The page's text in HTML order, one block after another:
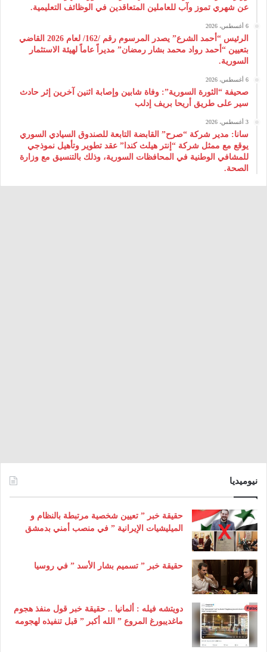
عن شهري تموز وآب للعاملين المتعاقدين في الوظائف التعليمية.
6 أغسطس، 2026
الرئيس “أحمد الشرع” يصدر المرسوم رقم /162/ لعام 2026 ‌القاضي
بتعيين “أحمد رواد محمد بشار رمضان” مديراً عاماً لهيئة ‌الاستثمار
السورية.
6 أغسطس، 2026
صحيفة “الثورة السورية”: وفاة شابين وإصابة اثنين آخرين إثر حادث
سير على طريق أريحا بريف إدلب
3 أغسطس، 2026
سانا: مدير شركة “صرح” القابضة التابعة للصندوق السيادي السوري
يوقع مع ممثل شركة “إنتر هيلث كندا” عقد تطوير وتأهيل نموذجي
للمشافي الوطنية في المحافظات السورية، وذلك بالتنسيق مع وزارة
الصحة.
نيوميديا
حقيقة خبر ” تعيين شخصية مرتبطة بالنظام و
الميليشيات الإيرانية ” في منصب أمني بدمشق
حقيقة خبر ” تسميم بشار الأسد ” في روسيا
دويتشه فيله : ألمانيا .. حقيقة خبر قول منفذ هجوم
ماغديبورغ المروع ” الله أكبر ” قبل تنفيذه لهجومه